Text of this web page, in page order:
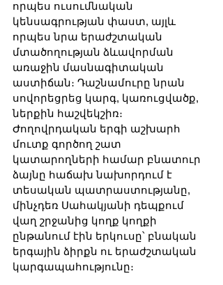
որպես ուսումնական
կենսագրության փաստ, այլև
որպես նրա երաժշտական
մտածողության ձևավորման
առաջին մասնագիտական
աստիճան։ Դաշնամուրը նրան
սովորեցրեց կարգ, կառուցվածք,
ներքին հաշվեկշիռ։
Ժողովրդական երգի աշխարհ
մուտք գործող շատ
կատարողների համար բնատուր
ձայնը հաճախ նախորդում է
տեսական պատրաստությանը,
մինչդեռ Սահակյանի դեպքում
վաղ շրջանից կողք կողքի
ընթանում էին երկուսը՝ բնական
երգային ձիրքն ու երաժշտական
կարգապահությունը։